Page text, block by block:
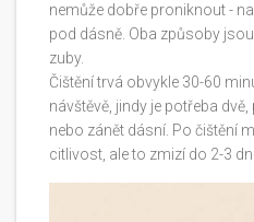
nemůže dobře proniknout -
pod dásně. Oba způsoby
zuby.
Čištění trvá obvykle 30-60
návštěvě, jindy je potřeba
nebo zánět dásní. Po čištění
citlivost, ale to zmizí do 2-3